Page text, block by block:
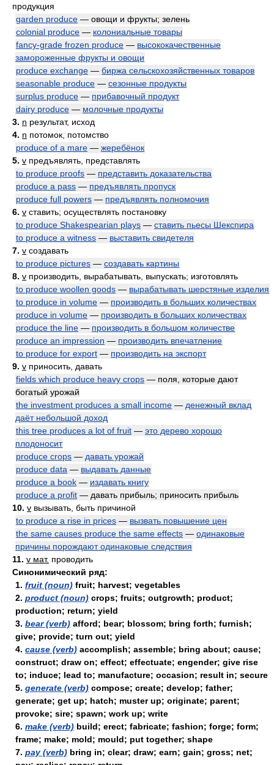
продукция
garden produce — овощи и фрукты; зелень
colonial produce — колониальные товары
fancy-grade frozen produce — высококачественные
замороженные фрукты и овощи
produce exchange — биржа сельскохозяйственных товаров
seasonable produce — сезонные продукты
surplus produce — прибавочный продукт
dairy produce — молочные продукты
3. n результат, исход
4. n потомок, потомство
produce of a mare — жеребёнок
5. v предъявлять, представлять
to produce proofs — представить доказательства
produce a pass — предъявлять пропуск
produce full powers — предъявлять полномочия
6. v ставить; осуществлять постановку
to produce Shakespearian plays — ставить пьесы Шекспира
to produce a witness — выставить свидетеля
7. v создавать
to produce pictures — создавать картины
8. v производить, вырабатывать, выпускать; изготовлять
to produce woollen goods — вырабатывать шерстяные изделия
to produce in volume — производить в больших количествах
produce in volume — производить в больших количествах
produce the line — производить в большом количестве
produce an impression — производить впечатление
to produce for export — производить на экспорт
9. v приносить, давать
fields which produce heavy crops — поля, которые дают
богатый урожай
the investment produces a small income — денежный вклад
даёт небольшой доход
this tree produces a lot of fruit — это дерево хорошо
плодоносит
produce crops — давать урожай
produce data — выдавать данные
produce a book — издавать книгу
produce a profit — давать прибыль; приносить прибыль
10. v вызывать, быть причиной
to produce a rise in prices — вызвать повышение цен
the same causes produce the same effects — одинаковые
причины порождают одинаковые следствия
11. v мат. проводить
Синонимический ряд:
1. fruit (noun) fruit; harvest; vegetables
2. product (noun) crops; fruits; outgrowth; product;
production; return; yield
3. bear (verb) afford; bear; blossom; bring forth; furnish;
give; provide; turn out; yield
4. cause (verb) accomplish; assemble; bring about; cause;
construct; draw on; effect; effectuate; engender; give rise
to; induce; lead to; manufacture; occasion; result in; secure
5. generate (verb) compose; create; develop; father;
generate; get up; hatch; muster up; originate; parent;
provoke; sire; spawn; work up; write
6. make (verb) build; erect; fabricate; fashion; forge; form;
frame; make; mold; mould; put together; shape
7. pay (verb) bring in; clear; draw; earn; gain; gross; net;